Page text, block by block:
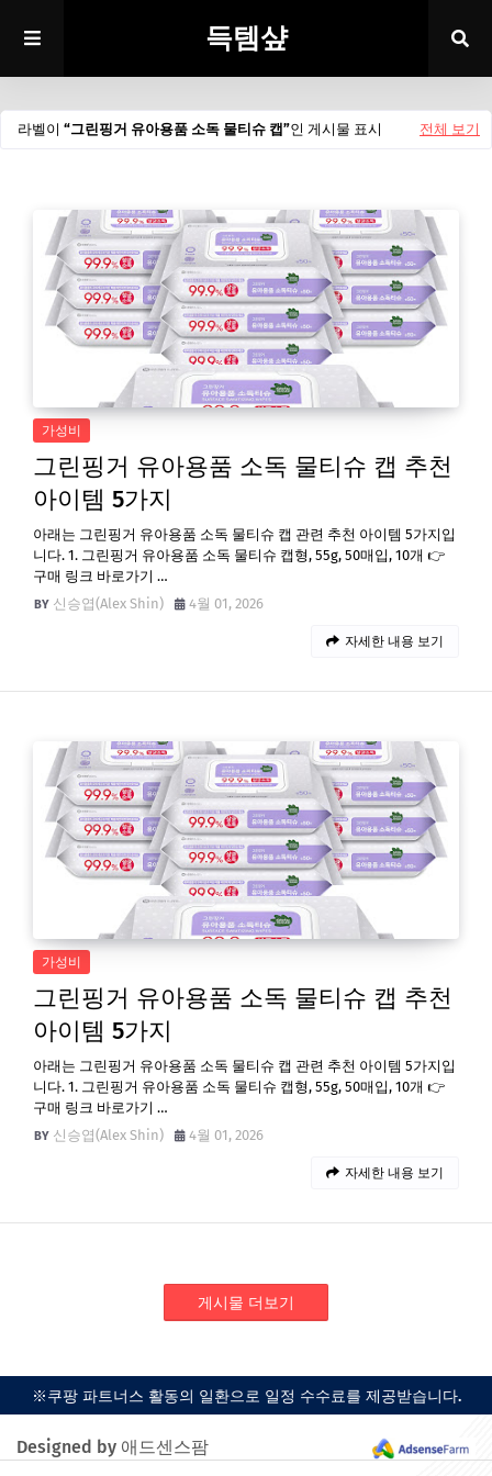
득템샾
라벨이 그린핑거 유아용품 소독 물티슈 캡 인 게시물 표시 전체 보기
가성비
그린핑거 유아용품 소독 물티슈 캡 추천
아이템 5가지
아래는 그린핑거 유아용품 소독 물티슈 캡 관련 추천 아이템 5가지입
니다. 1. 그린핑거 유아용품 소독 물티슈 캡형, 55g, 50매입, 10개 👉
구매 링크 바로가기 …
신승엽(Alex Shin)
4월 01, 2026
자세한 내용 보기
가성비
그린핑거 유아용품 소독 물티슈 캡 추천
아이템 5가지
아래는 그린핑거 유아용품 소독 물티슈 캡 관련 추천 아이템 5가지입
니다. 1. 그린핑거 유아용품 소독 물티슈 캡형, 55g, 50매입, 10개 👉
구매 링크 바로가기 …
신승엽(Alex Shin)
4월 01, 2026
자세한 내용 보기
게시물 더보기
※쿠팡 파트너스 활동의 일환으로 일정 수수료를 제공받습니다.
Designed by 애드센스팜